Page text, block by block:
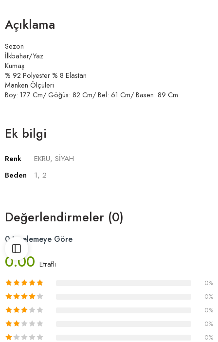
Açıklama
Sezon
İlkbahar/Yaz
Kumaş
% 92 Polyester % 8 Elastan
Manken Ölçüleri
Boy: 177 Cm/ Göğüs: 82 Cm/ Bel: 61 Cm/ Basen: 89 Cm
Ek bilgi
Renk
EKRU, SİYAH
Beden
1, 2
Değerlendirmeler (0)
0 Incelemeye Göre
0.00 Etraflı
0%
0%
0%
0%
0%